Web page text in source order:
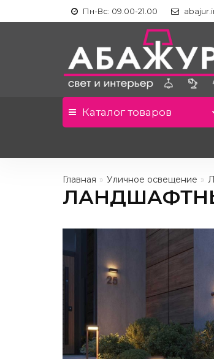
Пн-Вс: 09.00-21.00
Каталогтоваров
Главная Уличное освещение